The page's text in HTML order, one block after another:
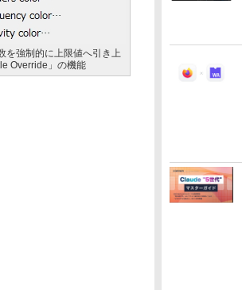
を強制的に上限値へ引き上
Override」の機能